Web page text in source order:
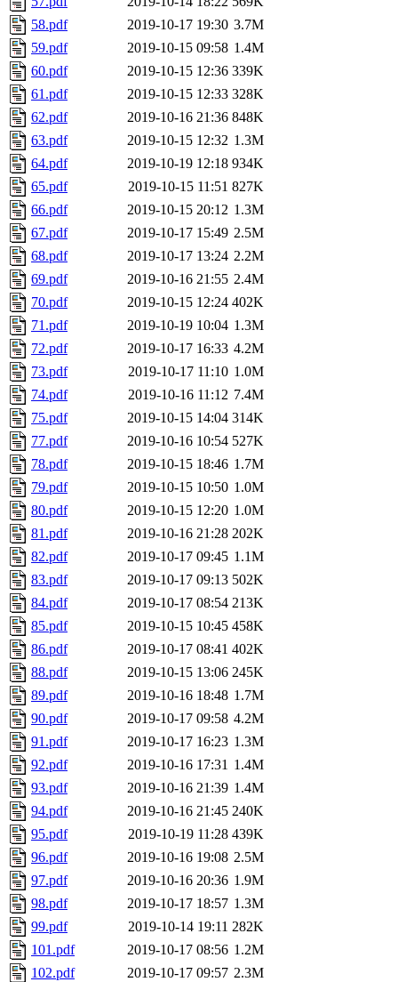
58.pdf
2019-10-17 19:30 3.7M
59.pdf
2019-10-15 09:58 1.4M
60.pdf
2019-10-15 12:36 339K
61.pdf
2019-10-15 12:33 328K
62.pdf
2019-10-16 21:36 848K
63.pdf
2019-10-15 12:32 1.3M
64.pdf
2019-10-19 12:18 934K
65.pdf
2019-10-15 11:51 827K
66.pdf
2019-10-15 20:12 1.3M
67.pdf
2019-10-17 15:49 2.5M
68.pdf
2019-10-17 13:24 2.2M
69.pdf
2019-10-16 21:55 2.4M
70.pdf
2019-10-15 12:24 402K
71.pdf
2019-10-19 10:04 1.3M
72.pdf
2019-10-17 16:33 4.2M
73.pdf
2019-10-17 11:10 1.0M
74.pdf
2019-10-16 11:12 7.4M
75.pdf
2019-10-15 14:04 314K
77.pdf
2019-10-16 10:54 527K
78.pdf
2019-10-15 18:46 1.7M
79.pdf
2019-10-15 10:50 1.0M
80.pdf
2019-10-15 12:20 1.0M
81.pdf
2019-10-16 21:28 202K
82.pdf
2019-10-17 09:45 1.1M
83.pdf
2019-10-17 09:13 502K
84.pdf
2019-10-17 08:54 213K
85.pdf
2019-10-15 10:45 458K
86.pdf
2019-10-17 08:41 402K
88.pdf
2019-10-15 13:06 245K
89.pdf
2019-10-16 18:48 1.7M
90.pdf
2019-10-17 09:58 4.2M
91.pdf
2019-10-17 16:23 1.3M
92.pdf
2019-10-16 17:31 1.4M
93.pdf
2019-10-16 21:39 1.4M
94.pdf
2019-10-16 21:45 240K
95.pdf
2019-10-19 11:28 439K
96.pdf
2019-10-16 19:08 2.5M
97.pdf
2019-10-16 20:36 1.9M
98.pdf
2019-10-17 18:57 1.3M
99.pdf
2019-10-14 19:11 282K
101.pdf
2019-10-17 08:56 1.2M
102.pdf
2019-10-17 09:57 2.3M